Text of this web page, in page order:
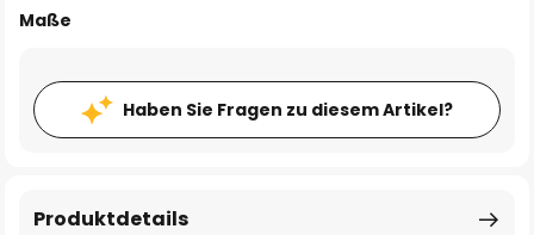
Maße
Haben Sie Fragen zu diesem Artikel?
Produktdetails